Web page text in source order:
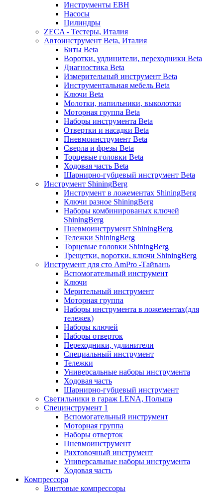
Инструменты EBH
Насосы
Цилиндры
ZECA - Тестеры, Италия
Автоинструмент Beta, Италия
Биты Beta
Воротки, удлинители, переходники Beta
Диагностика Beta
Измерительный инструмент Beta
Инструментальная мебель Beta
Ключи Beta
Молотки, напильники, выколотки
Моторная группа Beta
Наборы инструмента Beta
Отвертки и насадки Beta
Пневмоинструмент Beta
Сверла и фрезы Beta
Торцевые головки Beta
Ходовая часть Beta
Шарнирно-губцевый инструмент Beta
Инструмент ShiningBerg
Инструмент в ложементах ShiningBerg
Ключи разное ShiningBerg
Наборы комбинированых ключей
ShiningBerg
Пневмоинструмент ShiningBerg
Тележки ShiningBerg
Торцевые головки ShiningBerg
Трещетки, воротки, ключи ShiningBerg
Инструмент для сто AmPro -Тайвань
Вспомогательный инструмент
Ключи
Мерительный инструмент
Моторная группа
Наборы инструмента в ложементах(для
тележек)
Наборы ключей
Наборы отверток
Переходники, удлинители
Специальный инструмент
Тележки
Универсальные наборы инструмента
Ходовая часть
Шарнирно-губцевый инструмент
Светильники в гараж LENA, Польша
Специнструмент 1
Вспомогательный инструмент
Моторная группа
Наборы отверток
Пневмоинструмент
Рихтовочный инструмент
Универсальные наборы инструмента
Ходовая часть
Компрессора
Винтовые компрессоры